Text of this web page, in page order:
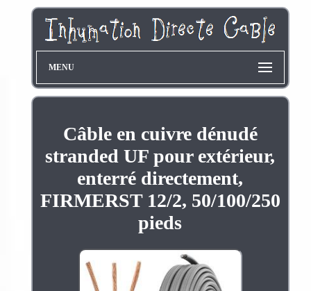
MENU
Câble en cuivre dénudé
stranded UF pour extérieur,
enterré directement,
FIRMERST 12/2, 50/100/250
pieds